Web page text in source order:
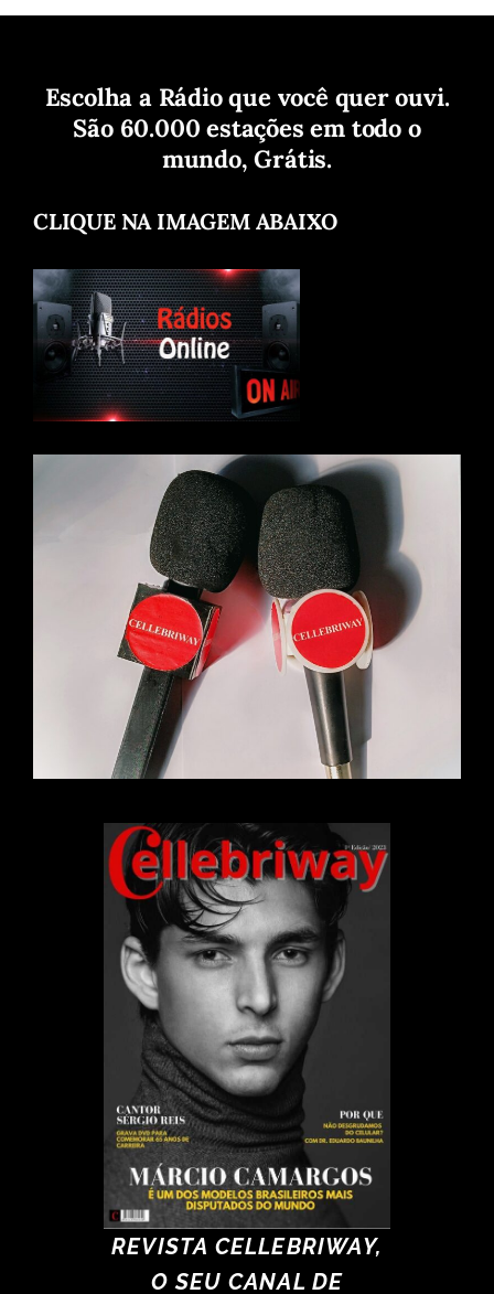
Escolha a Rádio que você quer ouvi.
São 60.000 estações em todo o
mundo, Grátis.
CLIQUE NA IMAGEM ABAIXO
REVISTA CELLEBRIWAY,
O SEU CANAL DE